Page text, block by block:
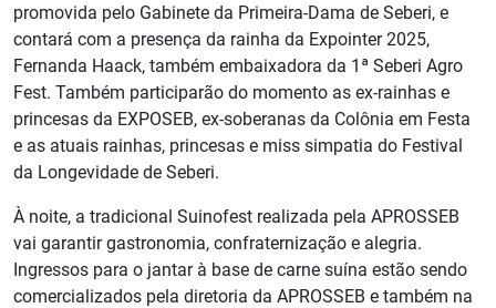
promovida pelo Gabinete da Primeira-Dama de Seberi, e
contará com a presença da rainha da Expointer 2025,
Fernanda Haack, também embaixadora da 1ª Seberi Agro
Fest. Também participarão do momento as ex-rainhas e
princesas da EXPOSEB, ex-soberanas da Colônia em Festa
e as atuais rainhas, princesas e miss simpatia do Festival
da Longevidade de Seberi.
À noite, a tradicional Suinofest realizada pela APROSSEB
vai garantir gastronomia, confraternização e alegria.
Ingressos para o jantar à base de carne suína estão sendo
comercializados pela diretoria da APROSSEB e também na